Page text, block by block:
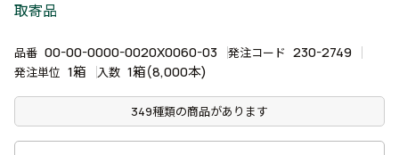
取寄品
品番 00-00-0000-0020X0060-03 発注コード 230-2749
発注単位 1箱 入数 1箱(8,000本)
349種類の商品があります